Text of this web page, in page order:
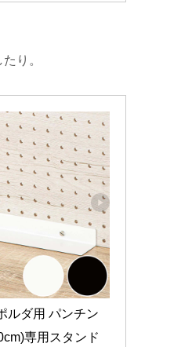
り。
ルダ用 パンチン
専用スタンド